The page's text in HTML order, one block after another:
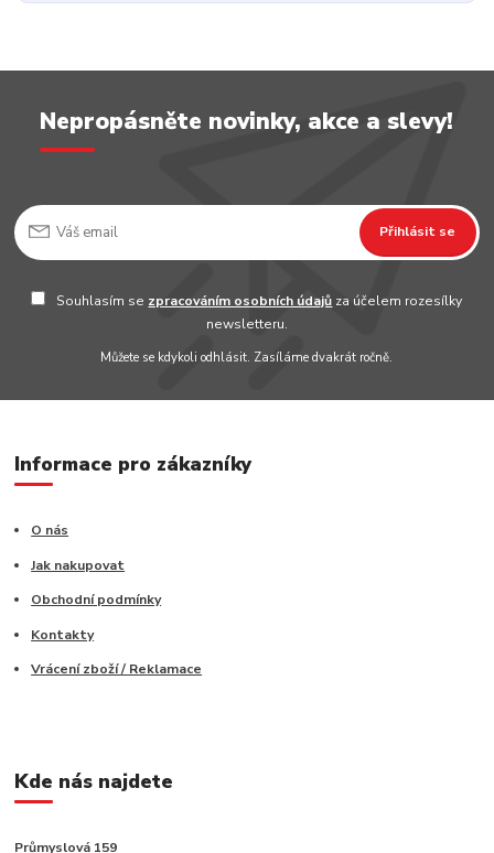
Nepropásněte novinky, akce a slevy!
Přihlásit se
Souhlasím se zpracováním osobních údajů za účelem rozesílky
newsletteru.
Můžete se kdykoli odhlásit. Zasíláme dvakrát ročně.
Informace pro zákazníky
O nás
Jak nakupovat
Obchodní podmínky
Kontakty
Vrácení zboží / Reklamace
Kde nás najdete
Průmyslová 159